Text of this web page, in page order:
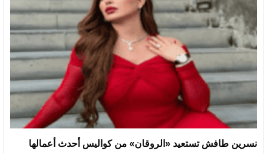
نسرين طافش تستعيد «الروقان» من كواليس أحدث أعمالها